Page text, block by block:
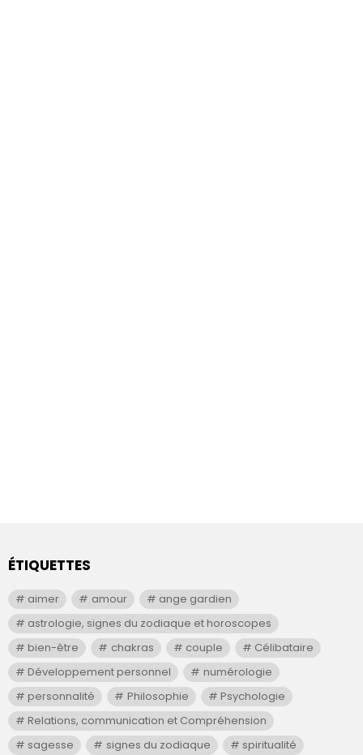
ÉTIQUETTES
aimer amour
ange gardien
astrologie, signes du zodiaque et horoscopes
bien-être
chakras couple
Célibataire
Développement personnel
numérologie
personnalité
Philosophie
Psychologie
Relations, communication et Compréhension
sagesse
signes du zodiaque spiritualité